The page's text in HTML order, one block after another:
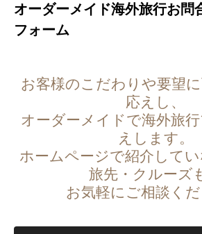
オーダーメイド海外旅行お問
フォーム
お客様のこだわりや要望
応えし、
オーダーメイドで海外旅
えします。
ホームページで紹介して
旅先・クルーズ
お気軽にご相談くだ